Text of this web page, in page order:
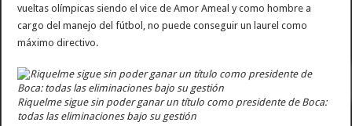
vueltas olímpicas siendo el vice de Amor Ameal y como hombre a
cargo del manejo del fútbol, no puede conseguir un laurel como
máximo directivo.
Riquelme sigue sin poder ganar un título como presidente de Boca:
todas las eliminaciones bajo su gestión